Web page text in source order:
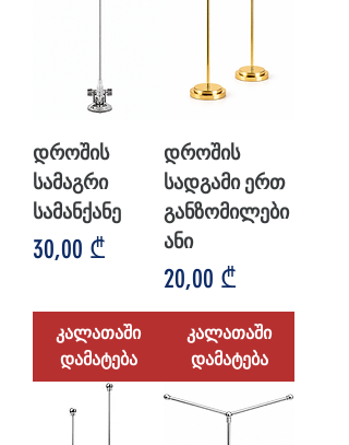
დროშის
სამაგრი
სამანქანე
Price
30,00 ₾
კალათაში
დამატება
დროშის
სადგამი ერთ
განზომილები
ანი
Price
20,00 ₾
კალათაში
დამატება